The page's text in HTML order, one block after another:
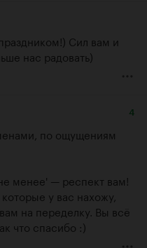
Сил вам и
нас радовать)
4
по ощущениям
менее' — респект вам!
у вас нахожу,
на переделку. Вы всё
что спасибо :)